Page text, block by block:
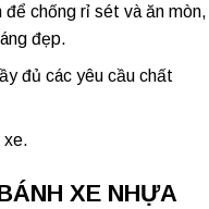
chống rỉ sét và ăn mòn,
đẹp.
đủ các yêu cầu chất
xe.
XE NHỰA